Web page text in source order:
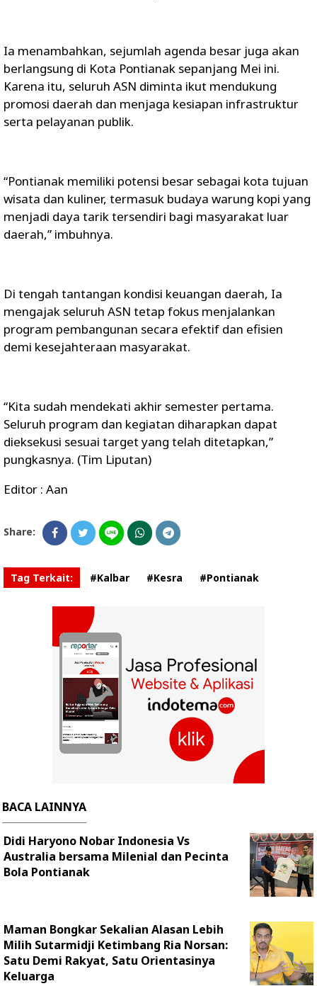
Ia menambahkan, sejumlah agenda besar juga akan
berlangsung di Kota Pontianak sepanjang Mei ini.
Karena itu, seluruh ASN diminta ikut mendukung
promosi daerah dan menjaga kesiapan infrastruktur
serta pelayanan publik.
“Pontianak memiliki potensi besar sebagai kota tujuan
wisata dan kuliner, termasuk budaya warung kopi yang
menjadi daya tarik tersendiri bagi masyarakat luar
daerah,” imbuhnya.
Di tengah tantangan kondisi keuangan daerah, Ia
mengajak seluruh ASN tetap fokus menjalankan
program pembangunan secara efektif dan efisien
demi kesejahteraan masyarakat.
“Kita sudah mendekati akhir semester pertama.
Seluruh program dan kegiatan diharapkan dapat
dieksekusi sesuai target yang telah ditetapkan,”
pungkasnya. (Tim Liputan)
Editor : Aan
Share:
Tag Terkait: #Kalbar #Kesra #Pontianak
BACA LAINNYA
Didi Haryono Nobar Indonesia Vs
Australia bersama Milenial dan Pecinta
Bola Pontianak
Maman Bongkar Sekalian Alasan Lebih
Milih Sutarmidji Ketimbang Ria Norsan:
Satu Demi Rakyat, Satu Orientasinya
Keluarga